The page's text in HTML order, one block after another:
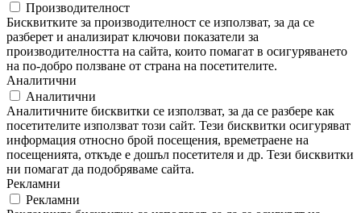
Производителност
Бисквитките за производителност се използват, за да се
разберет и анализират ключови показатели за
производителността на сайта, които помагат в осигуряването
на по-добро ползване от страна на посетителите.
Аналитични
Аналитични
Аналитичните бисквитки се използват, за да се разбере как
посетителите използват този сайт. Тези бисквитки осигуряват
информация относно брой посещения, времетраене на
посещенията, откъде е дошъл посетителя и др. Тези бисквитки
ни помагат да подобряваме сайта.
Рекламни
Рекламни